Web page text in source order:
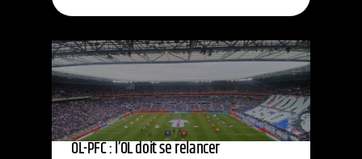
OL-PFC : l’OL doit se relancer